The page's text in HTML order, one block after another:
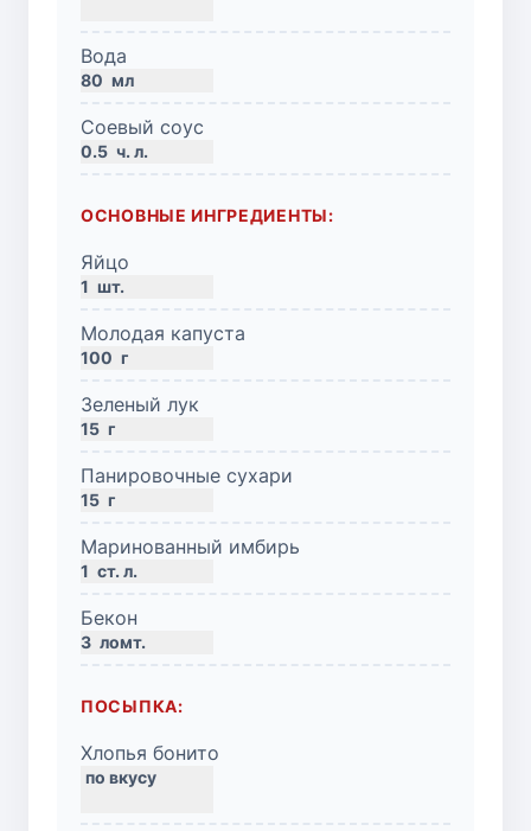
Вода
80 мл
Соевый соус
0.5 ч. л.
ОСНОВНЫЕ ИНГРЕДИЕНТЫ:
Яйцо
1 шт.
Молодая капуста
100 г
Зеленый лук
15 г
Панировочные сухари
15 г
Маринованный имбирь
1 ст. л.
Бекон
3 ломт.
ПОСЫПКА:
Хлопья бонито